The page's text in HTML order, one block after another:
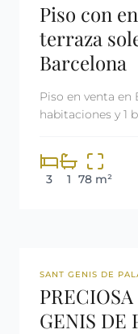
Piso con
terraza
Barcelona
Piso en venta en
habitaciones y 1
3 1 78 m²
REF: 2811
SANT GENIS DE
GENIS DE